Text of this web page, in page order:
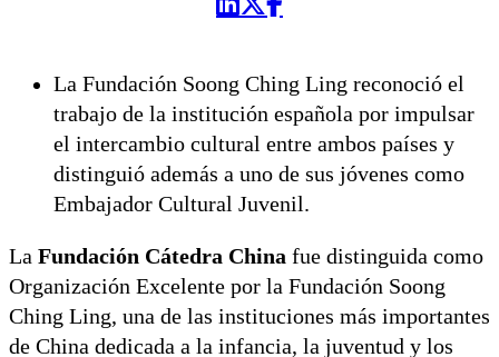
La Fundación Soong Ching Ling reconoció el
trabajo de la institución española por impulsar
el intercambio cultural entre ambos países y
distinguió además a uno de sus jóvenes como
Embajador Cultural Juvenil.
La Fundación Cátedra China fue distinguida como
Organización Excelente por la Fundación Soong
Ching Ling, una de las instituciones más importantes
de China dedicada a la infancia, la juventud y los